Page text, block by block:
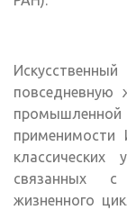
промышленной
применимости
связанных с
жизненного